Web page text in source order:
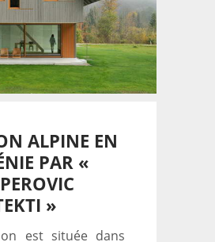
ALPINE EN
PAR «
»
est située dans